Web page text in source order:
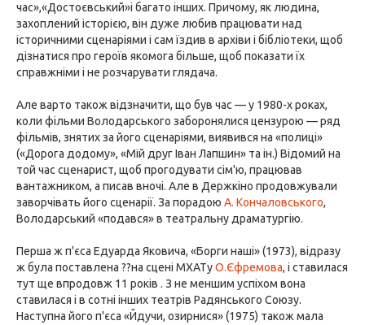
час»,«Достоєвський»і багато інших. Причому, як людина,
захоплений історією, він дуже любив працювати над
історичними сценаріями і сам їздив в архіви і бібліотеки, щоб
дізнатися про героїв якомога більше, щоб показати їх
справжніми і не розчарувати глядача.
Але варто також відзначити, що був час — у 1980-х роках,
коли фільми Володарського заборонялися цензурою — ряд
фільмів, знятих за його сценаріями, виявився на «полиці»
(«Дорога додому», «Мій друг Іван Лапшин» та ін.) Відомий на
той час сценарист, щоб прогодувати сім'ю, працював
вантажником, а писав вночі. Але в Держкіно продовжували
заворчівать його сценарії. За порадою А. Кончаловського,
Володарський «подався» в театральну драматургію.
Перша ж п'єса Едуарда Яковича, «Борги наші» (1973), відразу
ж була поставлена ??на сцені МХАТуО.Єфремова, і ставилася
тут ще впродовж 11 років . З не меншим успіхом вона
ставилася і в сотні інших театрів Радянського Союзу.
Наступна його п'єса «Йдучи, озирнися» (1975) також мала